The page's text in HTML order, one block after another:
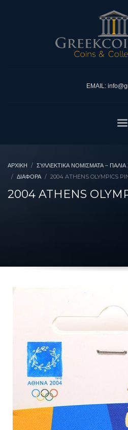
EMAIL:
ΑΡΧΙΚΉ ΣΥΛΛΕΚΤΙΚΆ ΝΟΜΊΣΜΑΤΑ –
ΔΙΆΦΟΡΑ
2004 ATHENS OLYMPICS
2004 ATHENS